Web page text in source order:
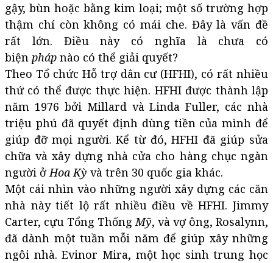
gậy, bùn hoặc bằng kim loại; một số trường hợp
thậm chí còn không có mái che. Đây là vấn đề
rất lớn. Điều này có nghĩa là chưa có
biện pháp nào có thể giải quyết?
Theo Tổ chức Hỗ trợ dân cư (HFHI), có rất nhiều
thứ có thể được thực hiện. HFHI được thành lập
năm 1976 bởi Millard và Linda Fuller, các nhà
triệu phú đã quyết định dùng tiền của mình để
giúp đỡ mọi người. Kể từ đó, HFHI đã giúp sửa
chữa và xây dựng nhà cửa cho hàng chục ngàn
người ởHoa Kỳ và trên 30 quốc gia khác.
Một cái nhìn vào những người xây dựng các căn
nhà này tiết lộ rất nhiều điều về HFHI. Jimmy
Carter, cựu Tổng ThốngMỹ, và vợ ông, Rosalynn,
đã dành một tuần mỗi năm để giúp xây những
ngôi nhà. Evinor Mira, một học sinh trung học